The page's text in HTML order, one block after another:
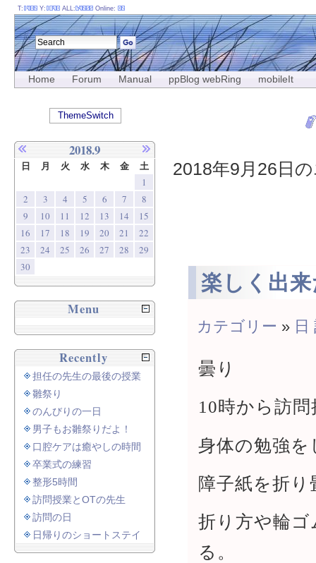
Home Forum Manual ppBlog webRing mobileIt
2018年9月26日
楽しく出
カテゴリー » 日
曇り
10時から訪問
身体の勉強
障子紙を折
折り方や輪
る。
T: Y: ALL: Online:
ThemeSwitch
2018.9
日 月 火 水 木 金 土
1
2
3 4 5 6 7
8
9
10 11 12 13 14
15
16
17 18 19 20 21
22
23
24 25 26 27 28
29
30
Menu
Recently
担任の先生の最後の授業
雛祭り
のんびりの一日
男子もお雛祭りだよ！
口腔ケアは癒やしの時間
卒業式の練習
整形5時間
訪問授業とOTの先生
訪問の日
日帰りのショートステイ